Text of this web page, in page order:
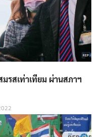
รสเท่าเทียม ผ่านสภาฯ